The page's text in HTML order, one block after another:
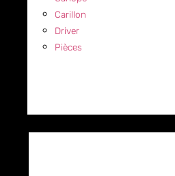
Carillon
Driver
Pièces